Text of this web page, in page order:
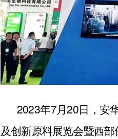
2023年7月20日，安
及创新原料展览会暨西部